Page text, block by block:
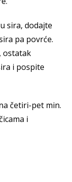
sira, dodajte
pa povrće.
ostatak
i pospite
četiri-pet min.
i